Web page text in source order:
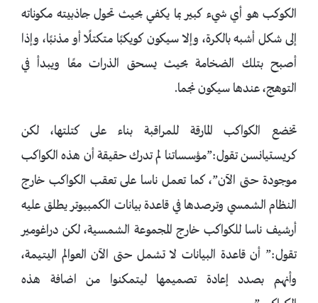
الكوكب هو أي شيء كبير بما يكفي بحيث تحول جاذبيته مكوناته
إلى شكل أشبه بالكرة، وإلا سيكون كويكبًا متكتلًا أو مذنبًا، وإذا
أصبح بتلك الضخامة بحيث يسحق الذرات معًا ويبدأ في
التوهج، عندها سيكون نجما.
تخضع الكواكب المارقة للمراقبة بناء على كتلتها، لكن
كريستيانسن تقول:”مؤسساتنا لم تدرك حقيقة أن هذه الكواكب
موجودة حتى الآن”، كما تعمل ناسا على تعقب الكواكب خارج
النظام الشمسي وترصدها في قاعدة بيانات الكمبيوتر يطلق عليه
أرشيف ناسا للكواكب خارج المجموعة الشمسية، لكن دراغومير
تقول:” أن قاعدة البيانات لا تشمل حتى الآن العوالم اليتيمة،
وأنهم بصدد إعادة تصميمها ليتمكنوا من اضافة هذه